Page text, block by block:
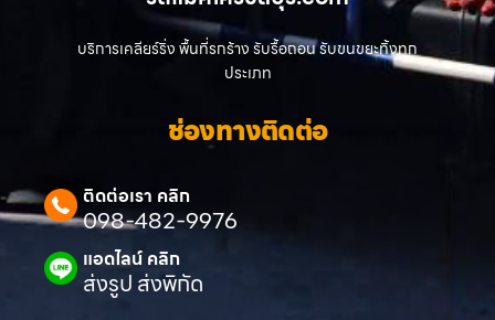
บริการเคลียร์ริ่ง พื้นที่รกร้าง รับรื้อถอน รับขนขยะทิ้งทุก
ประเภท
ช่องทางติดต่อ
ติดต่อเรา คลิก
098-482-9976
แอดไลน์ คลิก
ส่งรูป ส่งพิกัด